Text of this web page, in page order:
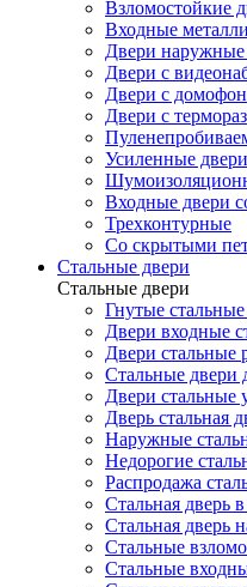
Взломостойкие
Входные
Двери
Двери с
Двери с
Двери с
Усиленные двери
Входные двери
Трехконтурные
Со скрытыми
Стальные двери
Стальные двери
Гнутые
Двери входные
Двери стальные
Стальные двери
Двери стальные
Дверь стальная
Наружные
Недорогие
Распродажа
Стальная дверь
Стальная дверь
Стальные
Стальные